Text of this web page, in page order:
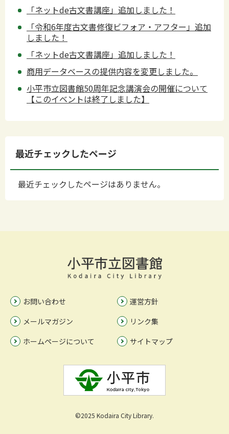
「ネットde古文書講座」追加しました！
「令和6年度古文書修復ビフォア・アフター」追加
しました！
「ネットde古文書講座」追加しました！
商用データベースの提供内容を変更しました。
小平市立図書館50周年記念講演会の開催について
【このイベントは終了しました】
最近チェックしたページ
最近チェックしたページはありません。
お問い合わせ
運営方針
メールマガジン
リンク集
ホームページについて
サイトマップ
©2025 Kodaira City Library.